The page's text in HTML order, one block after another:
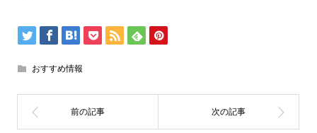
おすすめ情報